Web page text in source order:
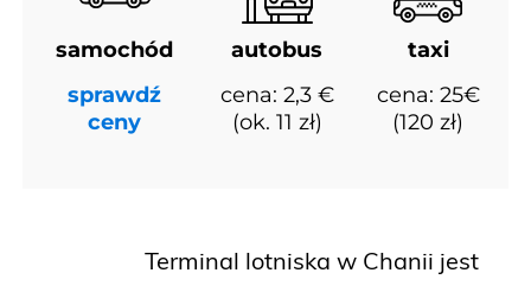
samochód
sprawdź
ceny
autobus
cena: 2,3 €
(ok. 11 zł)
taxi
cena: 25€
(120 zł)
Terminal lotniska w Chanii jest